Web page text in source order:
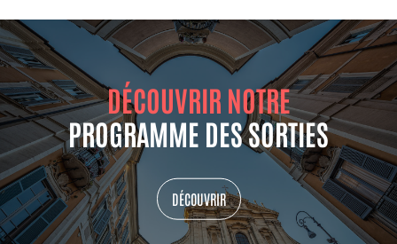
DÉCOUVRIR NOTRE
PROGRAMME DES SORTIES
DÉCOUVRIR